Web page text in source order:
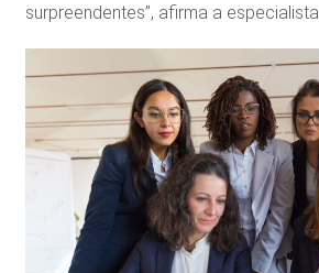
surpreendentes”, afirma a especialista.